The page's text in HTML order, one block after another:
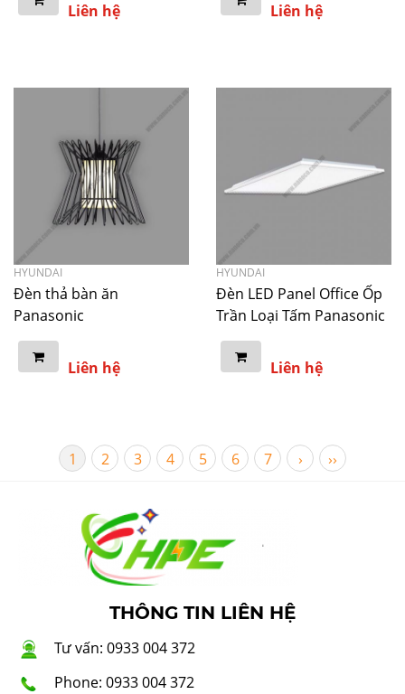
Liên hệ Liên hệ
HYUNDAI
Đèn thả bàn ăn
Panasonic
Liên hệ
HYUNDAI
Đèn LED Panel Office Ốp
Trần Loại Tấm Panasonic
Liên hệ
1 2 3 4 5 6 7 › ››
THÔNG TIN LIÊN HỆ
Tư vấn: 0933 004 372
Phone: 0933 004 372